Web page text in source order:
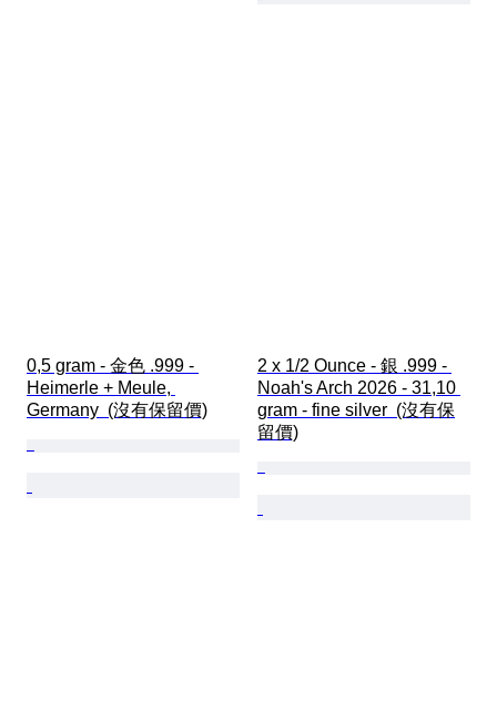
0,5 gram - 金色 .999 -
Heimerle + Meule,
Germany  (沒有保留價)
2 x 1/2 Ounce - 銀 .999 -
Noah's Arch 2026 - 31,10
gram - fine silver  (沒有保
留價)